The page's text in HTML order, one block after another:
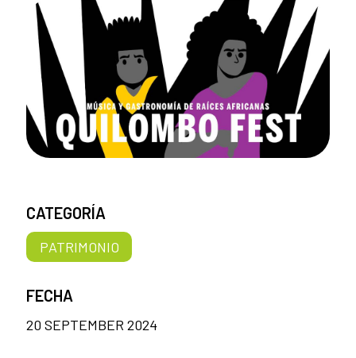
CATEGORÍA
PATRIMONIO
FECHA
20 SEPTEMBER 2024